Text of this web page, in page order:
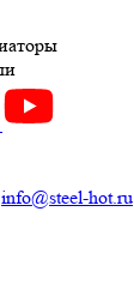
info@steel-hot.ru